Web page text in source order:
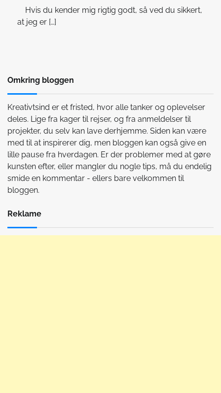
Hvis du kender mig rigtig godt, så ved du sikkert,
at jeg er […]
Omkring bloggen
Kreativtsind er et fristed, hvor alle tanker og oplevelser
deles. Lige fra kager til rejser, og fra anmeldelser til
projekter, du selv kan lave derhjemme. Siden kan være
med til at inspirerer dig, men bloggen kan også give en
lille pause fra hverdagen. Er der problemer med at gøre
kunsten efter, eller mangler du nogle tips, må du endelig
smide en kommentar - ellers bare velkommen til
bloggen.
Reklame